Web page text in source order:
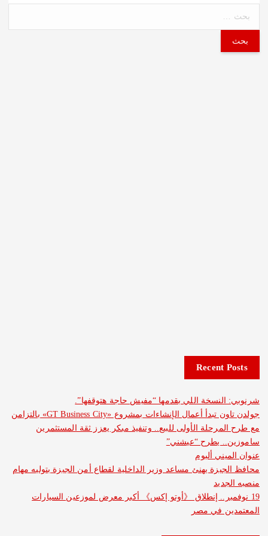
Recent
اللي بقدمها “مفيش حاجة هتوقفها”.
جولدن تاون تبدأ أعمال الإنشاءات بمشروع «GT Business City» بالتزامن
الأولى للبيع.. وتنفيذ مبكر يعزز ثقة المستثمرين
يطرح “عيشني”
ألبوم
يهنئ مساعد وزير الداخلية لقطاع أمن الجيزة بتوليه مهام
إنطلاق 《أوتو إكس》 أكبر معرض لموزعين السيارات
في مصر